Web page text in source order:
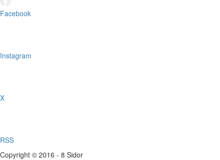
Facebook
Instagram
X
RSS
Copyright © 2016 - 8 Sidor